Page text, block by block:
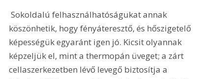
Sokoldalú felhasználhatóságukat annak
köszönhetik, hogy fényáteresztő, és hőszigetelő
képességük egyaránt igen jó. Kicsit olyannak
képzeljük el, mint a thermopán üveget; a zárt
cellaszerkezetben lévő levegő biztosítja a